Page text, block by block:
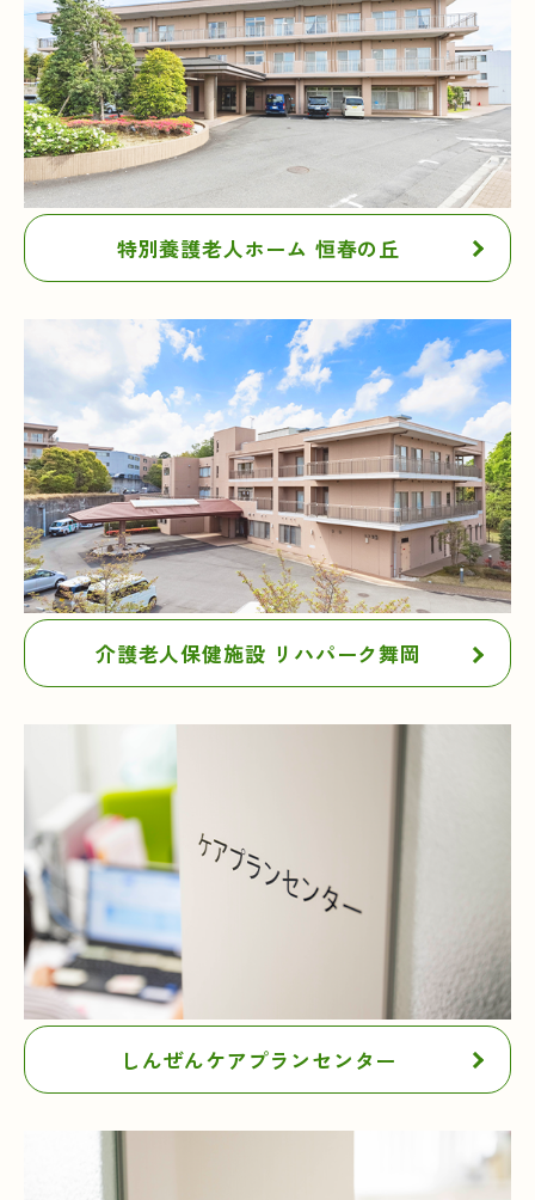
特別養護老人ホーム 恒春の丘
介護老人保健施設 リハパーク舞岡
しんぜんケアプランセンター